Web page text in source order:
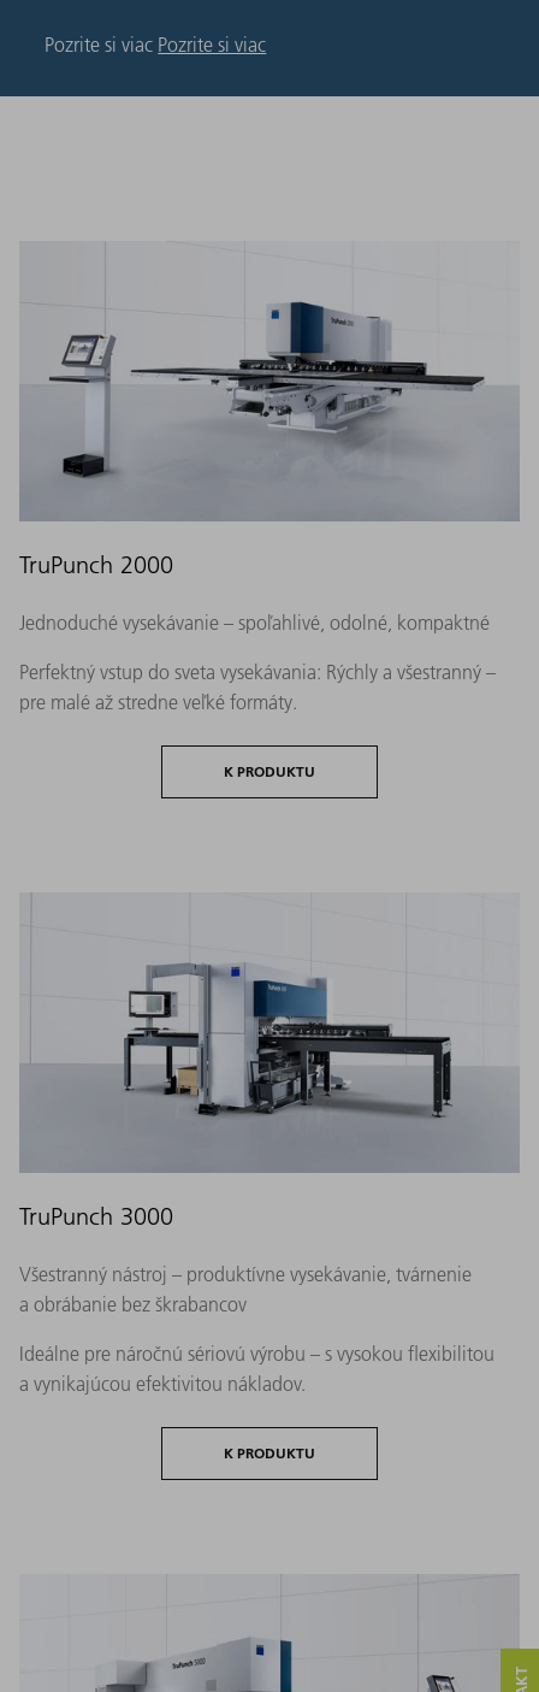
Pozrite si viac Pozrite si viac
TruPunch 2000
Jednoduché vysekávanie – spoľahlivé, odolné, kompaktné
Perfektný vstup do sveta vysekávania: Rýchly a všestranný –
pre malé až stredne veľké formáty.
K PRODUKTU
TruPunch 3000
Všestranný nástroj – produktívne vysekávanie, tvárnenie
a obrábanie bez škrabancov
Ideálne pre náročnú sériovú výrobu – s vysokou flexibilitou
a vynikajúcou efektivitou nákladov.
K PRODUKTU